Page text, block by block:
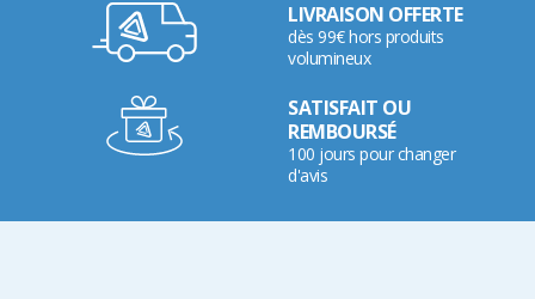
LIVRAISON OFFERTE
dès 99€ hors produits
volumineux
SATISFAIT OU
REMBOURSÉ
100 jours pour changer
d'avis